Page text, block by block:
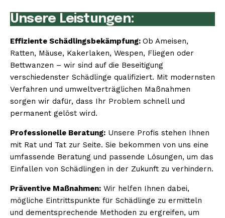
Unsere Leistungen:
Effiziente Schädlingsbekämpfung: Ob Ameisen,
Ratten, Mäuse, Kakerlaken, Wespen, Fliegen oder
Bettwanzen – wir sind auf die Beseitigung
verschiedenster Schädlinge qualifiziert. Mit modernsten
Verfahren und umweltverträglichen Maßnahmen
sorgen wir dafür, dass Ihr Problem schnell und
permanent gelöst wird.
Professionelle Beratung: Unsere Profis stehen Ihnen
mit Rat und Tat zur Seite. Sie bekommen von uns eine
umfassende Beratung und passende Lösungen, um das
Einfallen von Schädlingen in der Zukunft zu verhindern.
Präventive Maßnahmen: Wir helfen Ihnen dabei,
mögliche Eintrittspunkte für Schädlinge zu ermitteln
und dementsprechende Methoden zu ergreifen, um